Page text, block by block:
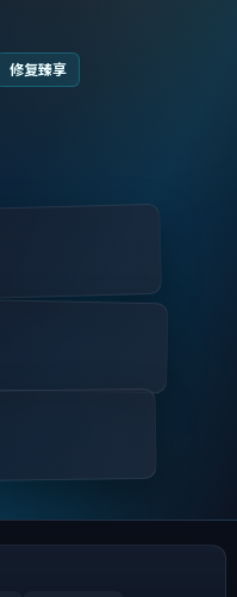
修复臻享